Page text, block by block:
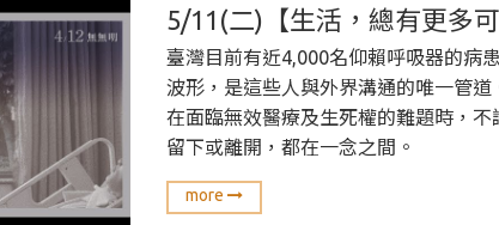
5/11(二)【生活，總有更多
臺灣目前有近4,000名仰賴呼吸器的病
波形，是這些人與外界溝通的唯一管
在面臨無效醫療及生死權的難題時，
留下或離開，都在一念之間。
more